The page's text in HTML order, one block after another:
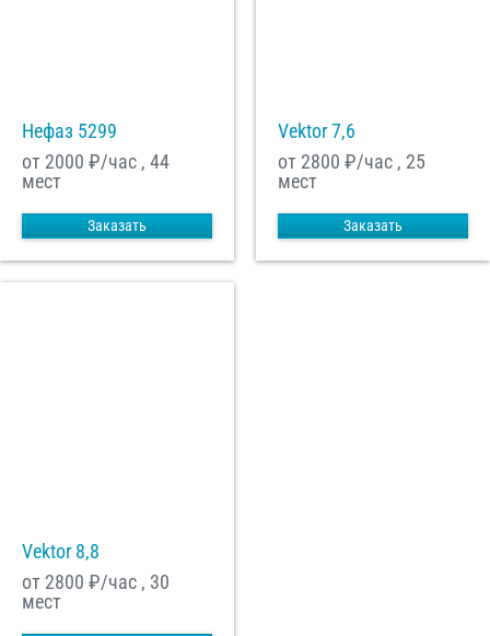
Нефаз 5299
от 2000 ₽/час , 44
мест
Заказать
Vektor 7,6
от 2800 ₽/час , 25
мест
Заказать
Vektor 8,8
от 2800 ₽/час , 30
мест